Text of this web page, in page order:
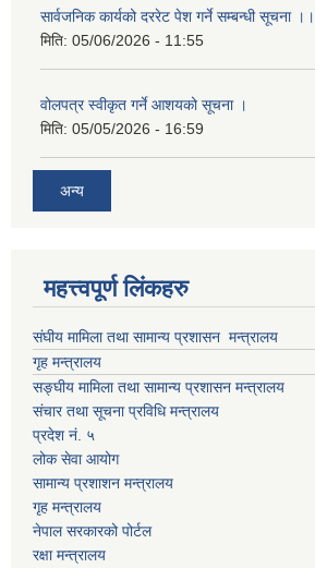
सार्वजनिक कार्यको दररेट पेश गर्ने सम्बन्धी सूचना ।।
मिति: 05/06/2026 - 11:55
वोलपत्र स्वीकृत गर्ने आशयको सूचना ।
मिति: 05/05/2026 - 16:59
अन्य
महत्त्वपूर्ण लिंकहरु
संघीय मामिला तथा सामान्य प्रशासन मन्त्रालय
गृह मन्त्रालय
सङ्घीय मामिला तथा सामान्य प्रशासन मन्त्रालय
संचार तथा सूचना प्रविधि मन्त्रालय
प्रदेश नं. ५
लोक सेवा आयोग
सामान्य प्रशाशन मन्त्रालय
गृह मन्त्रालय
नेपाल सरकारको पोर्टल
रक्षा मन्त्रालय